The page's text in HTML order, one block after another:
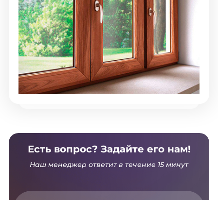
Есть вопрос? Задайте его нам!
Наш менеджер ответит в течение 15 минут